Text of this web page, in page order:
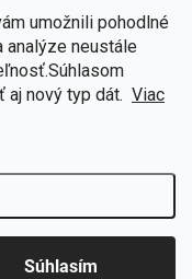
umožnili pohodlné
analýze neustále
úhlasom
aj nový typ dát. Viac
Súhlasím
Upraviť nastavenie
nákup